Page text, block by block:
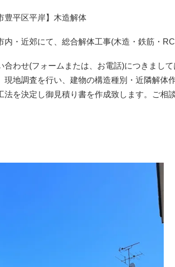
豊平区平岸】木造解体
・近郊にて、総合解体工事(木造・鉄筋・
わせ(フォームまたは、お電話)につきまし
現地調査を行い、建物の構造種別・近隣解体
法を決定し御見積り書を作成致します。ご